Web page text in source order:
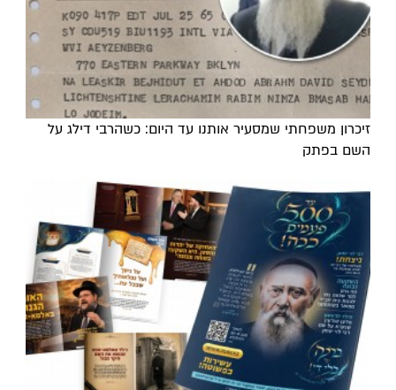
זיכרון משפחתי שמסעיר אותנו עד היום: כשהרבי דילג על
השם בפתק